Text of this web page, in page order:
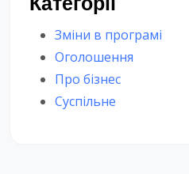
Зміни в програмі
Оголошення
Про бізнес
Суспільне